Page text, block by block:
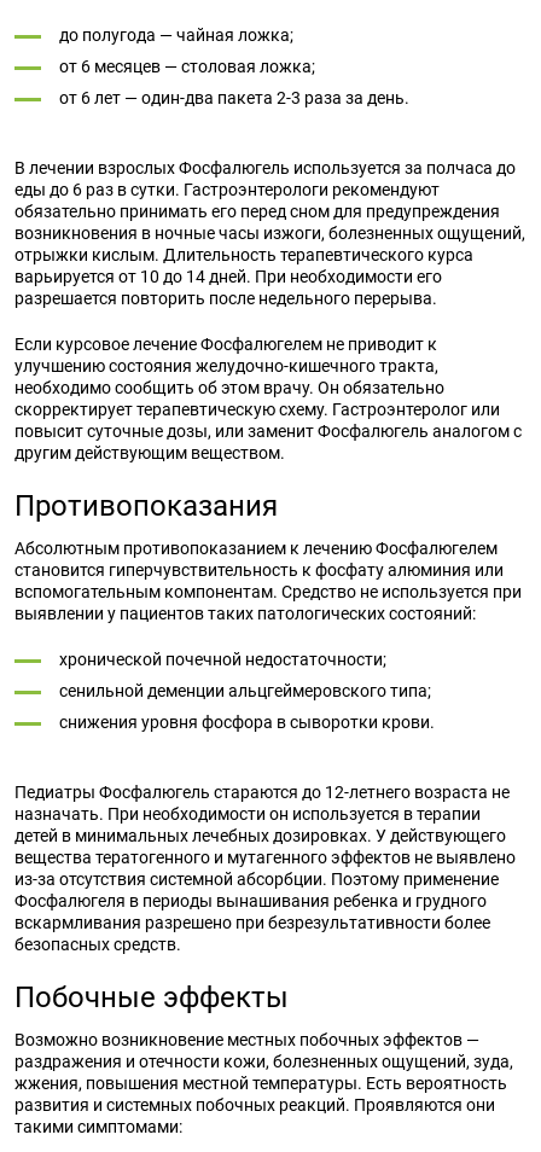
до полугода — чайная ложка;
от 6 месяцев — столовая ложка;
от 6 лет — один-два пакета 2-3 раза за день.
В лечении взрослых Фосфалюгель используется за полчаса до
еды до 6 раз в сутки. Гастроэнтерологи рекомендуют
обязательно принимать его перед сном для предупреждения
возникновения в ночные часы изжоги, болезненных ощущений,
отрыжки кислым. Длительность терапевтического курса
варьируется от 10 до 14 дней. При необходимости его
разрешается повторить после недельного перерыва.
Если курсовое лечение Фосфалюгелем не приводит к
улучшению состояния желудочно-кишечного тракта,
необходимо сообщить об этом врачу. Он обязательно
скорректирует терапевтическую схему. Гастроэнтеролог или
повысит суточные дозы, или заменит Фосфалюгель аналогом с
другим действующим веществом.
Противопоказания
Абсолютным противопоказанием к лечению Фосфалюгелем
становится гиперчувствительность к фосфату алюминия или
вспомогательным компонентам. Средство не используется при
выявлении у пациентов таких патологических состояний:
хронической почечной недостаточности;
сенильной деменции альцгеймеровского типа;
снижения уровня фосфора в сыворотки крови.
Педиатры Фосфалюгель стараются до 12-летнего возраста не
назначать. При необходимости он используется в терапии
детей в минимальных лечебных дозировках. У действующего
вещества тератогенного и мутагенного эффектов не выявлено
из-за отсутствия системной абсорбции. Поэтому применение
Фосфалюгеля в периоды вынашивания ребенка и грудного
вскармливания разрешено при безрезультативности более
безопасных средств.
Побочные эффекты
Возможно возникновение местных побочных эффектов —
раздражения и отечности кожи, болезненных ощущений, зуда,
жжения, повышения местной температуры. Есть вероятность
развития и системных побочных реакций. Проявляются они
такими симптомами: